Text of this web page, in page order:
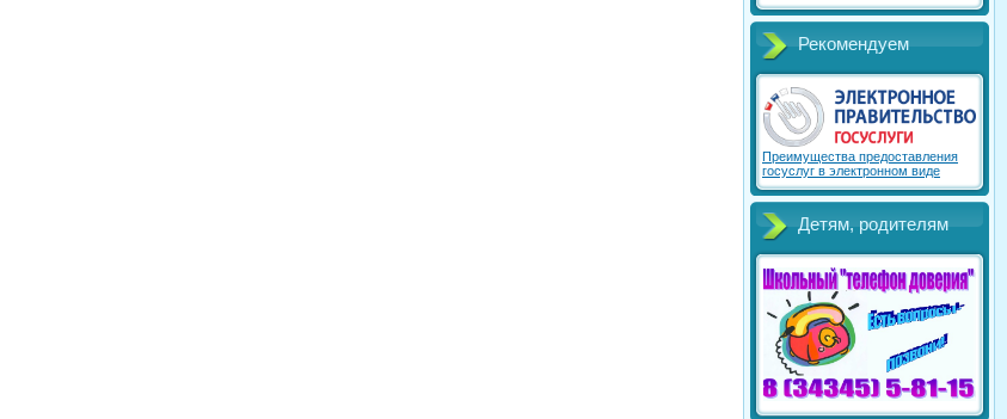
Рекомендуем
Преимущества предоставления
госуслуг в электронном виде
Детям, родителям